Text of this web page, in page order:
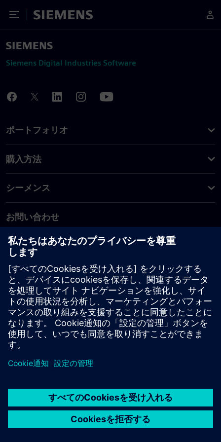
Toggle Menu
Siemens
Siemens Digital Industries Software
ポートフォリオ
購入方法
シーメンス
お問い合わせ
PLM製品のお問い合わせ
EDA製品のお問い合わせ
世界各地の事業拠点
サポート・センター
ご意見・ご要望
違法コピーの連絡先
© Siemens2026
タル・ミレニアム著作権法 (DMCA)
内部通報